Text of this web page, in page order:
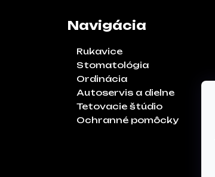
Navigácia
Rukavice
Stomatológia
Ordinácia
Autoservis a dielne
Tetovacie štúdio
Ochranné pomôcky